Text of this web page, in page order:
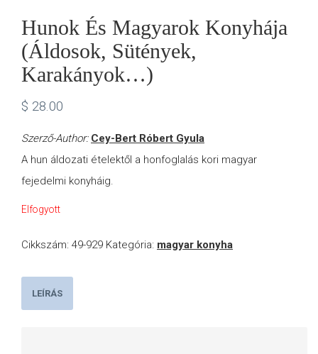
Hunok És Magyarok Konyhája
(Áldosok, Sütények,
Karakányok…)
$ 28.00
Szerző-Author: Cey-Bert Róbert Gyula
A hun áldozati ételektől a honfoglalás kori magyar
fejedelmi konyháig.
Elfogyott
Cikkszám: 49-929 Kategória: magyar konyha
LEÍRÁS